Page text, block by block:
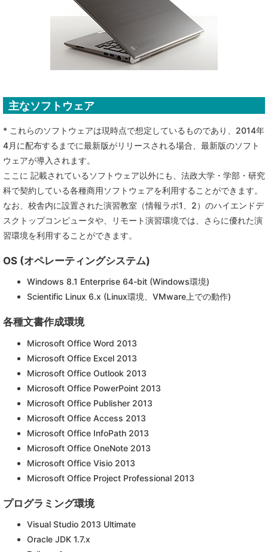
主なソフトウェア
* これらのソフトウェアは現時点で想定しているものであり、2014年
4月に配布するまでに最新版がリリースされる場合、最新版のソフト
ウェアが導入されます。
ここに 記載されているソフトウェア以外にも、法政大学・学部・研究
科で契約している各種商用ソフトウェアを利用することができます。
なお、校舎内に設置された演習教室（情報ラボ1、2）のハイエンドデ
スクトップコンピュータや、リモート演習環境では、さらに優れた演
習環境を利用することができます。
OS (オペレーティングシステム)
Windows 8.1 Enterprise 64-bit (Windows環境)
Scientific Linux 6.x (Linux環境、VMware上での動作)
各種文書作成環境
Microsoft Office Word 2013
Microsoft Office Excel 2013
Microsoft Office Outlook 2013
Microsoft Office PowerPoint 2013
Microsoft Office Publisher 2013
Microsoft Office Access 2013
Microsoft Office InfoPath 2013
Microsoft Office OneNote 2013
Microsoft Office Visio 2013
Microsoft Office Project Professional 2013
プログラミング環境
Visual Studio 2013 Ultimate
Oracle JDK 1.7.x